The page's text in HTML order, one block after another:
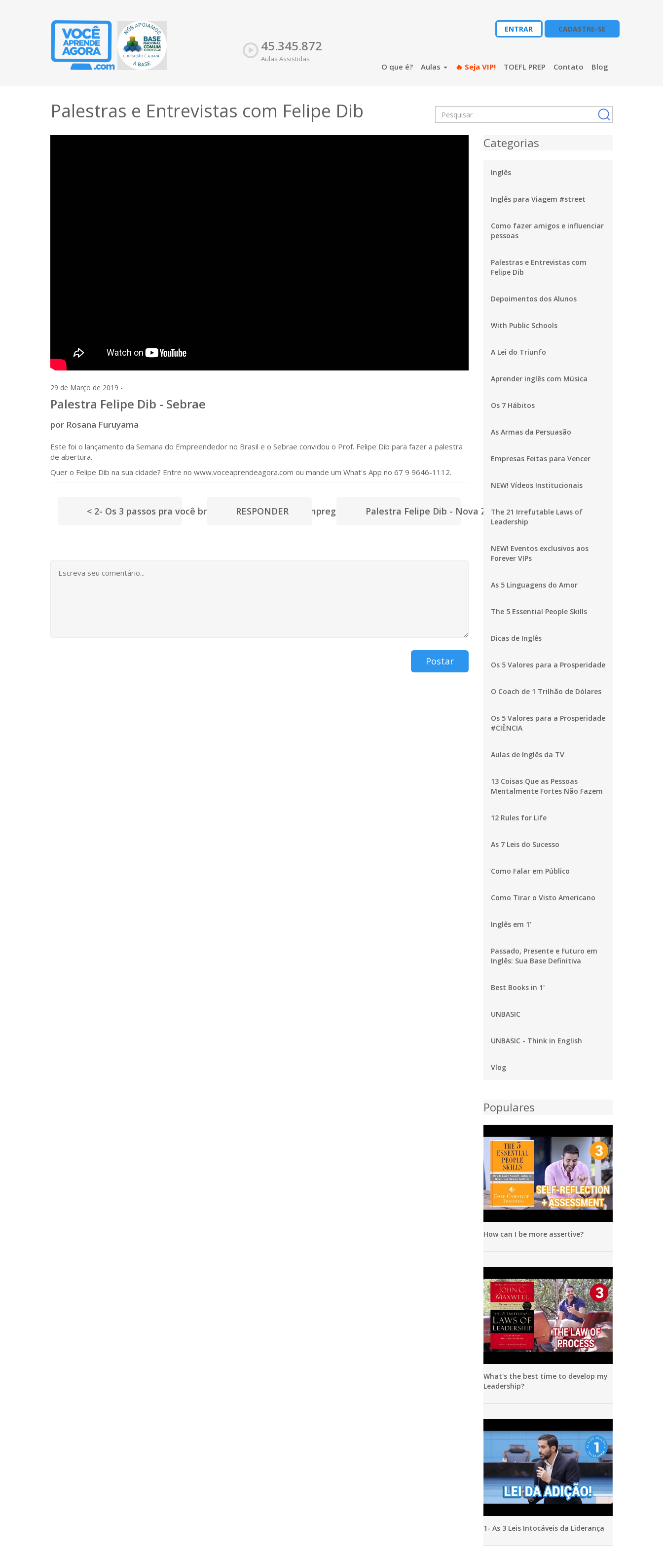
ENTRAR CADASTRE-SE
45.345.872
Aulas Assistidas
O que é? Aulas 🔥 Seja VIP! TOEFL PREP Contato Blog
Palestras e Entrevistas com Felipe Dib
29 de Março de 2019 -
Palestra Felipe Dib - Sebrae
por Rosana Furuyama
Este foi o lançamento da Semana do Empreendedor no Brasil e o Sebrae convidou o Prof. Felipe Dib para fazer a palestra
de abertura.
Quer o Felipe Dib na sua cidade? Entre no www.voceaprendeagora.com ou mande um What's App no 67 9 9646-1112.
< 2- Os 3 passos pra você brilhar na entrevista de emprego!
RESPONDER Palestra Felipe Dib - Nova Zelândia! >
Postar
Categorias
Inglês
Inglês para Viagem #street
Como fazer amigos e influenciar
pessoas
Palestras e Entrevistas com
Felipe Dib
Depoimentos dos Alunos
With Public Schools
A Lei do Triunfo
Aprender inglês com Música
Os 7 Hábitos
As Armas da Persuasão
Empresas Feitas para Vencer
NEW! Vídeos Institucionais
The 21 Irrefutable Laws of
Leadership
NEW! Eventos exclusivos aos
Forever VIPs
As 5 Linguagens do Amor
The 5 Essential People Skills
Dicas de Inglês
Os 5 Valores para a Prosperidade
O Coach de 1 Trilhão de Dólares
Os 5 Valores para a Prosperidade
#CIÊNCIA
Aulas de Inglês da TV
13 Coisas Que as Pessoas
Mentalmente Fortes Não Fazem
12 Rules for Life
As 7 Leis do Sucesso
Como Falar em Público
Como Tirar o Visto Americano
Inglês em 1'
Passado, Presente e Futuro em
Inglês: Sua Base Definitiva
Best Books in 1'
UNBASIC
UNBASIC - Think in English
Vlog
Populares
How can I be more assertive?
What's the best time to develop my
Leadership?
1- As 3 Leis Intocáveis da Liderança